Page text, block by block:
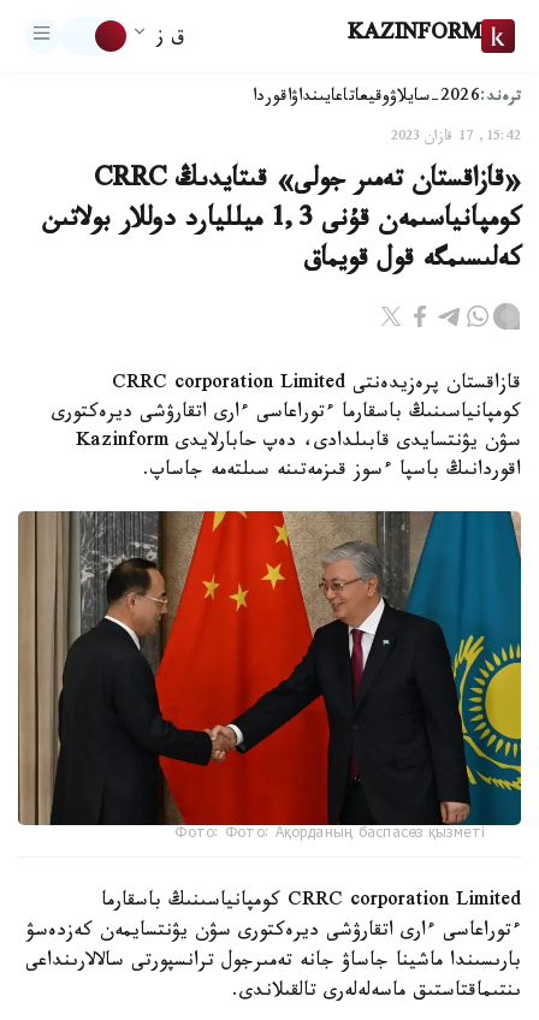
KAZINFORM ق ز
ترەند:2026-سايلاۋ وقيعاتاعايىنداۋاقوردا
15:42, 17 قازان 2023
«قازاقستان تەمىر جولى» قىتايدىڭ CRRC
كومپانياسىمەن قۇنى 1,3 ميلليارد دوللار بولاتىن
كەلىسىمگە قول قويماق
قازاقستان پرەزيدەنتى CRRC corporation Limited
كومپانياسىنىڭ باسقارما ءتوراعاسى ءارى اتقارۋشى ديرەكتورى
سۋن يۋنتسايدى قابىلدادى، دەپ حابارلايدى Kazinform
اقوردانىڭ باسپا ءسوز قىزمەتىنە سىلتەمە جاساپ.
Фото: Фото: Ақорданың баспасөз қызметі
CRRC corporation Limited كومپانياسىنىڭ باسقارما
ءتوراعاسى ءارى اتقارۋشى ديرەكتورى سۋن يۋنتسايمەن كەزدەسۋ
بارىسىندا ماشينا جاساۋ جانە تەمىرجول ترانسپورتى سالالارىنداعى
ىنتىماقتاستىق ماسەلەلەرى تالقىلاندى.